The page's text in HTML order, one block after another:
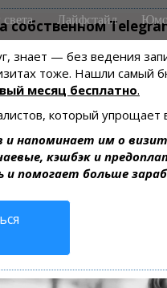
собственном
знает — без ведения
тоже. Нашли самый
месяц бесплатно.
который упрощает
и напоминает им о
кэшбэк и
и помогает больше
Лайфстайл